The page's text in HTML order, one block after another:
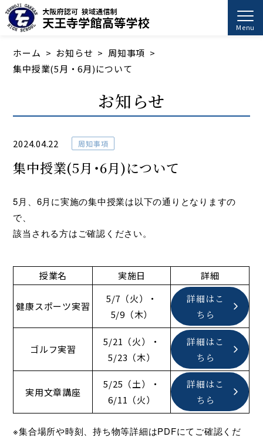
Menu
ホーム お知らせ
周知事項
集中授業(5月・6月)について
お知らせ
2024.04.22 周知事項
集中授業(5月・6月)について
5月、6月に実施の集中授業は以下の通りとなりますの
で、
該当される方はご確認ください。
授業名 実施日 詳細
健康スポーツ実習
5/7（火）・
5/9（木）
詳細はこ
ちら
ゴルフ実習
5/21（火）・
5/23（木）
詳細はこ
ちら
実用文章講座
5/25（土）・
6/11（火）
詳細はこ
ちら
※集合場所や時刻、持ち物等詳細はPDFにてご確認くだ